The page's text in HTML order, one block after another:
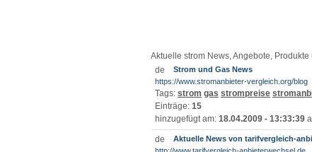
Aktuelle strom News, Angebote,
Strom und Gas News
https://www.stromanbieter-vergleich.org/blog
Tags: strom gas strompreise
Einträge: 15
hinzugefügt am: 18.04.2009 - 13:33:39
Aktuelle News von tarifvergleich-